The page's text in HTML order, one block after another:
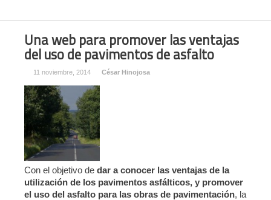
Una web para promover las ventajas
del uso de pavimentos de asfalto
11 noviembre, 2014 César Hinojosa
Con el objetivo de dar a conocer las ventajas de la
utilización de los pavimentos asfálticos, y promover
el uso del asfalto para las obras de pavimentación, la